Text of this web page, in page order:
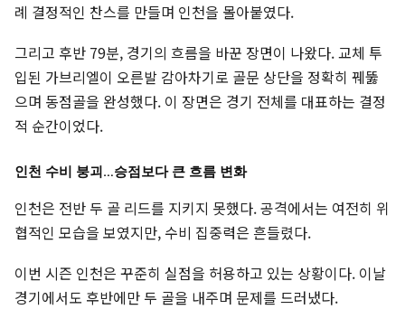
례 결정적인 찬스를 만들며 인천을 몰아붙였다.
그리고 후반 79분, 경기의 흐름을 바꾼 장면이 나왔다. 교체 투
입된 가브리엘이 오른발 감아차기로 골문 상단을 정확히 꿰뚫
으며 동점골을 완성했다. 이 장면은 경기 전체를 대표하는 결정
적 순간이었다.
인천 수비 붕괴…승점보다 큰 흐름 변화
인천은 전반 두 골 리드를 지키지 못했다. 공격에서는 여전히 위
협적인 모습을 보였지만, 수비 집중력은 흔들렸다.
이번 시즌 인천은 꾸준히 실점을 허용하고 있는 상황이다. 이날
경기에서도 후반에만 두 골을 내주며 문제를 드러냈다.